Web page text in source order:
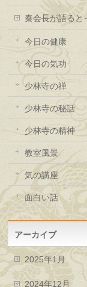
秦会長が語ると
今日の健康
今日の気功
少林寺の禅
少林寺の秘話
少林寺の精神
教室風景
気の講座
面白い話
アーカイブ
2025年1月
2024年12月